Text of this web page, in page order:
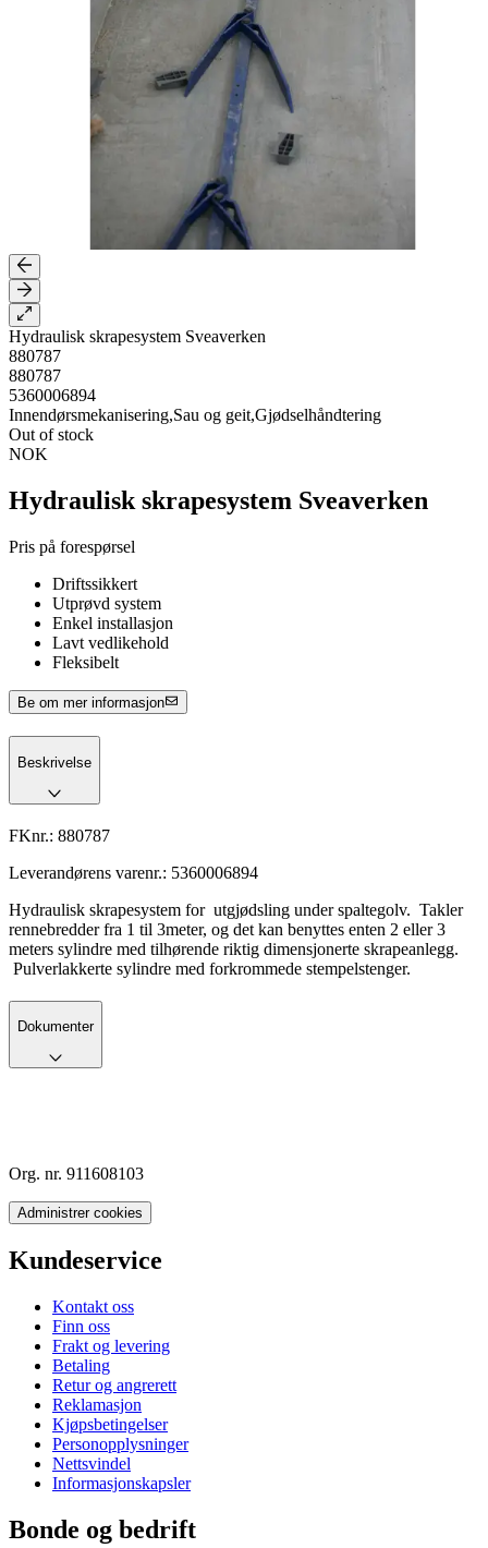
Hydraulisk skrapesystem Sveaverken
880787
880787
5360006894
Innendørsmekanisering,Sau og geit,Gjødselhåndtering
Out of stock
NOK
Hydraulisk skrapesystem Sveaverken
Pris på forespørsel
Driftssikkert
Utprøvd system
Enkel installasjon
Lavt vedlikehold
Fleksibelt
Be om mer informasjon
Beskrivelse
FKnr.: 880787
Leverandørens varenr.: 5360006894
Hydraulisk skrapesystem for utgjødsling under spaltegolv. Takler
rennebredder fra 1 til 3meter, og det kan benyttes enten 2 eller 3
meters sylindre med tilhørende riktig dimensjonerte skrapeanlegg.
Pulverlakkerte sylindre med forkrommede stempelstenger.
Dokumenter
Org. nr. 911608103
Administrer cookies
Kundeservice
Kontakt oss
Finn oss
Frakt og levering
Betaling
Retur og angrerett
Reklamasjon
Kjøpsbetingelser
Personopplysninger
Nettsvindel
Informasjonskapsler
Bonde og bedrift